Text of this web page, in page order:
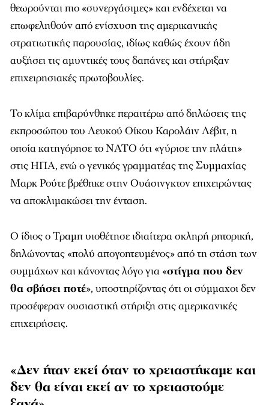
θεωρούνται πιο «συνεργάσιμες» και ενδέχεται να
επωφεληθούν από ενίσχυση της αμερικανικής
στρατιωτικής παρουσίας, ιδίως καθώς έχουν ήδη
αυξήσει τις αμυντικές τους δαπάνες και στήριξαν
επιχειρησιακές πρωτοβουλίες.
Το κλίμα επιβαρύνθηκε περαιτέρω από δηλώσεις της
εκπροσώπου του Λευκού Οίκου Καρολάιν Λέβιτ, η
οποία κατηγόρησε το ΝΑΤΟ ότι «γύρισε την πλάτη»
στις ΗΠΑ, ενώ ο γενικός γραμματέας της Συμμαχίας
Μαρκ Ρούτεβρέθηκε στην Ουάσινγκτον επιχειρώντας
να αποκλιμακώσει την ένταση.
Ο ίδιος ο Τραμπ υιοθέτησε ιδιαίτερα σκληρή ρητορική,
δηλώνοντας «πολύ απογοητευμένος» από τη στάση των
συμμάχων και κάνοντας λόγο για «στίγμα που δεν
θα σβήσει ποτέ», υποστηρίζοντας ότι οι σύμμαχοι δεν
προσέφεραν ουσιαστική στήριξη στις αμερικανικές
επιχειρήσεις.
«Δεν ήταν εκεί όταν το χρειαστήκαμε και
δεν θα είναι εκεί αν το χρειαστούμε